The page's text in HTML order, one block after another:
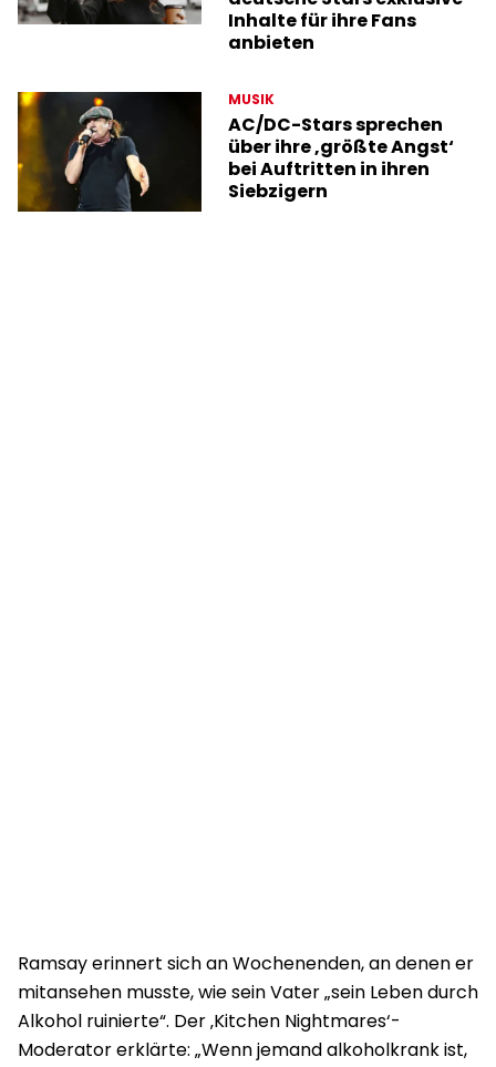
Inhalte für ihre Fans
anbieten
MUSIK
AC/DC-Stars sprechen
über ihre ‚größte Angst‘
bei Auftritten in ihren
Siebzigern
Ramsay erinnert sich an Wochenenden, an denen er
mitansehen musste, wie sein Vater „sein Leben durch
Alkohol ruinierte“. Der ‚Kitchen Nightmares‘-
Moderator erklärte: „Wenn jemand alkoholkrank ist,